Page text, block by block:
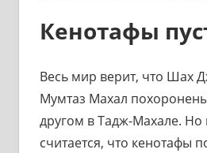
Кенотафы
Весь мир верит, что Шах
Мумтаз Махал
другом в Тадж-Махале. Но
считается, что кенотафы